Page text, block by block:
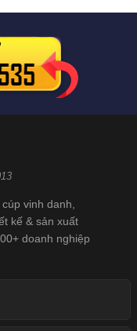
vinh danh,
kế & sản xuất
doanh nghiệp